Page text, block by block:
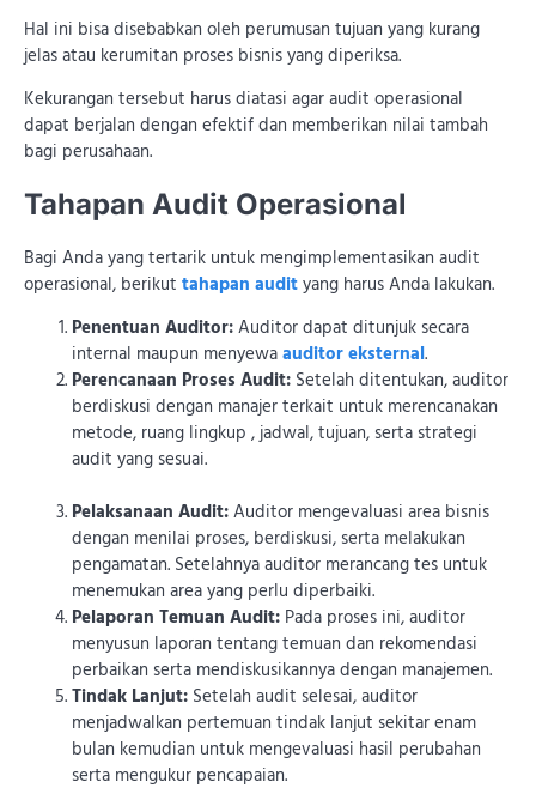
Hal ini bisa disebabkan oleh perumusan tujuan yang kurang
jelas atau kerumitan proses bisnis yang diperiksa.
Kekurangan tersebut harus diatasi agar audit operasional
dapat berjalan dengan efektif dan memberikan nilai tambah
bagi perusahaan.
Tahapan Audit Operasional
Bagi Anda yang tertarik untuk mengimplementasikan audit
operasional, berikut tahapan audityang harus Anda lakukan.
Penentuan Auditor:Auditor dapat ditunjuk secara
internal maupun menyewaauditor eksternal.
Perencanaan Proses Audit: Setelah ditentukan, auditor
berdiskusi dengan manajer terkait untuk merencanakan
metode, ruang lingkup , jadwal, tujuan, serta strategi
audit yang sesuai.
Pelaksanaan Audit:Auditor mengevaluasi area bisnis
dengan menilai proses, berdiskusi, serta melakukan
pengamatan. Setelahnya auditor merancang tes untuk
menemukan area yang perlu diperbaiki.
Pelaporan Temuan Audit: Pada proses ini, auditor
menyusun laporan tentang temuan dan rekomendasi
perbaikan serta mendiskusikannya dengan manajemen.
Tindak Lanjut: Setelah audit selesai, auditor
menjadwalkan pertemuan tindak lanjut sekitar enam
bulan kemudian untuk mengevaluasi hasil perubahan
serta mengukur pencapaian.